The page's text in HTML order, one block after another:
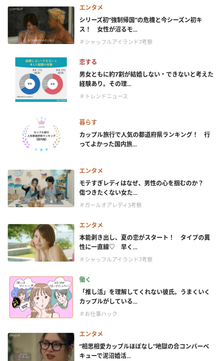
エンタメ
シリーズ初“強制帰国”の危機と今シーズン初キ
ス！ 女性が沼るモ...
＃シャッフルアイランド7考察
恋する
男女ともに約7割が結婚しない・できないと考えた
経験あり。その理...
＃トレンドニュース
暮らす
カップル旅行で人気の都道府県ランキング！ 行
ってよかった国内旅...
エンタメ
モテすぎレディはなぜ、男性の心を掴むのか？
傷つきたくない女た...
＃ガールオアレディ3考察
エンタメ
本能剥き出し、夏の恋がスタート！ タイプの異
性に一直線♡ 早く...
＃シャッフルアイランド7考察
働く
「推し活」を理解してくれない彼氏。うまくいく
カップルがしている...
＃お仕事ハック
エンタメ
“相思相愛カップルほぼなし”地獄の合コンバーベ
キューで泥沼婚活...